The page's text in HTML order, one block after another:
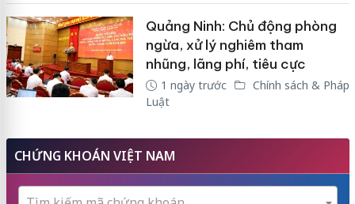
Quảng Ninh: Chủ động phòng
ngừa, xử lý nghiêm tham
nhũng, lãng phí, tiêu cực
1 ngày trước
Chính sách & Pháp
Luật
CHỨNG KHOÁN VIỆT NAM